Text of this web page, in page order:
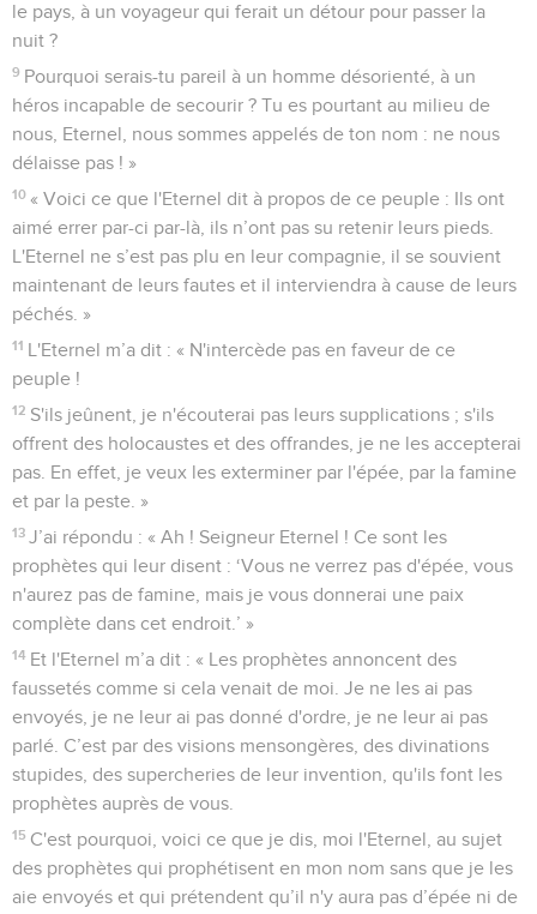
le pays, à un voyageur qui ferait un détour pour passer la
nuit ?
9 Pourquoi serais-tu pareil à un homme désorienté, à un
héros incapable de secourir ? Tu es pourtant au milieu de
nous, Eternel, nous sommes appelés de ton nom : ne nous
délaisse pas ! »
10 « Voici ce que l'Eternel dit à propos de ce peuple : Ils ont
aimé errer par-ci par-là, ils n’ont pas su retenir leurs pieds.
L'Eternel ne s’est pas plu en leur compagnie, il se souvient
maintenant de leurs fautes et il interviendra à cause de leurs
péchés. »
11 L'Eternel m’a dit : « N'intercède pas en faveur de ce
peuple !
12 S'ils jeûnent, je n'écouterai pas leurs supplications ; s'ils
offrent des holocaustes et des offrandes, je ne les accepterai
pas. En effet, je veux les exterminer par l'épée, par la famine
et par la peste. »
13 J’ai répondu : « Ah ! Seigneur Eternel ! Ce sont les
prophètes qui leur disent : ‘Vous ne verrez pas d'épée, vous
n'aurez pas de famine, mais je vous donnerai une paix
complète dans cet endroit.’ »
14 Et l'Eternel m’a dit : « Les prophètes annoncent des
faussetés comme si cela venait de moi. Je ne les ai pas
envoyés, je ne leur ai pas donné d'ordre, je ne leur ai pas
parlé. C’est par des visions mensongères, des divinations
stupides, des supercheries de leur invention, qu'ils font les
prophètes auprès de vous.
15 C'est pourquoi, voici ce que je dis, moi l'Eternel, au sujet
des prophètes qui prophétisent en mon nom sans que je les
aie envoyés et qui prétendent qu’il n'y aura pas d’épée ni de